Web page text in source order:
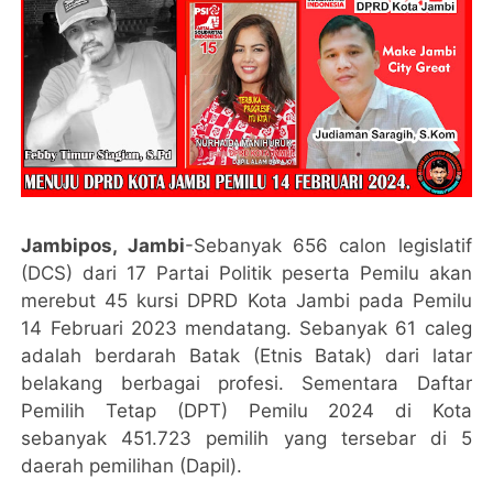
Jambipos, Jambi-Sebanyak 656 calon legislatif
(DCS) dari 17 Partai Politik peserta Pemilu akan
merebut 45 kursi DPRD Kota Jambi pada Pemilu
14 Februari 2023 mendatang. Sebanyak 61 caleg
adalah berdarah Batak (Etnis Batak) dari latar
belakang berbagai profesi. Sementara Daftar
Pemilih Tetap (DPT) Pemilu 2024 di Kota
sebanyak 451.723 pemilih yang tersebar di 5
daerah pemilihan (Dapil).